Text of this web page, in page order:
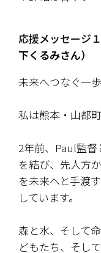
応援メッセージ
下くるみさん）
未来へつなぐ一
私は熊本・山都
2年前、Paul監
を結び、先人方
を未来へと手渡
しています。
森と水、そして
どもたち、そし